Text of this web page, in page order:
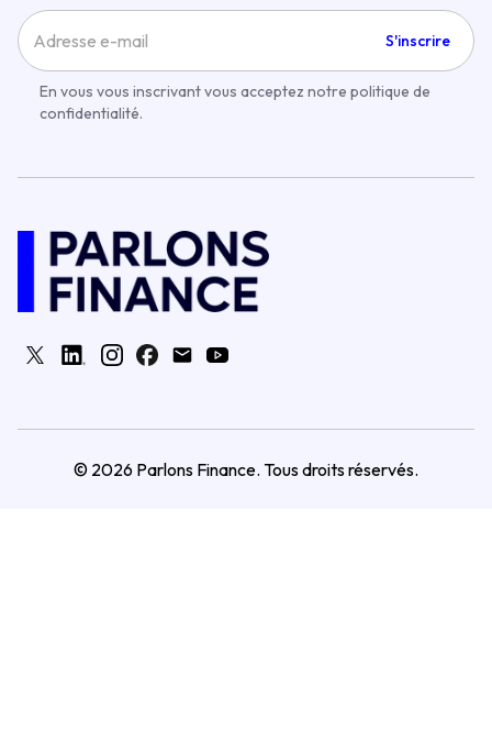
S'inscrire
En vous vous inscrivant vous acceptez notre politique de
confidentialité.
© 2026 Parlons Finance. Tous droits réservés.